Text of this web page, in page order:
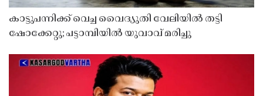
കാട്ടുപന്നിക്ക് വെച്ച വൈദ്യുതി വേലിയിൽ തട്ടി
ഷോക്കേറ്റു; പട്ടാമ്പിയിൽ യുവാവ് മരിച്ചു